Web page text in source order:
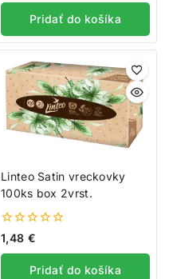
5
Pridať do košíka
Linteo Satin vreckovky
100ks box 2vrst.
0
5
1,48 €
Pridať do košíka